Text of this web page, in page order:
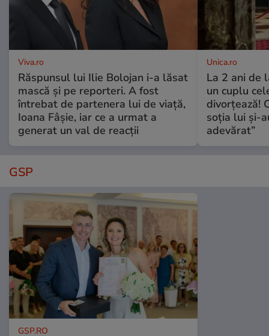
Viva.ro
Răspunsul lui Ilie Bolojan i-a lăsat
mască și pe reporteri. A fost
întrebat de partenera lui de viață,
Ioana Fâșie, iar ce a urmat a
generat un val de reacții
Unica.ro
La 2 ani de
un cuplu
divorțează!
soția lui și-
adevărat”
GSP
GSP.RO